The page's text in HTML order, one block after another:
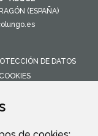
(ESPAÑA)
DE DATOS